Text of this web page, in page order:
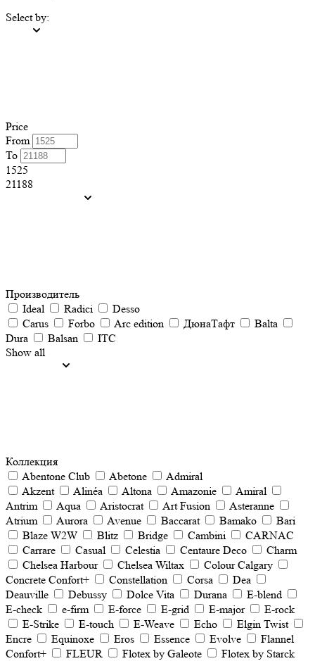
Select by:
Price
From
To
1525
21188
Производитель
Ideal
Radici
Desso
Carus
Forbo Arc edition ДюнаТафт
Balta
Dura
Balsan
ITC
Show all
Коллекция
Abentone Club
Abetone
Admiral
Akzent
Alinéa Altona Amazonie
Amiral
Antrim
Aqua Aristocrat Art Fusion
Asteranne
Atrium
Aurora Avenue Baccarat Bamako
Bari
Blaze W2W
Blitz Bridge Cambini
CARNAC
Carrare
Casual Celestia Centaure Deco
Charm
Chelsea Harbour
Chelsea Wiltax
Colour Calgary
Concrete Confort+
Constellation Corsa
Dea
Deauville
Debussy Dolce Vita Durana
E-blend
E-check
e-firm E-force E-grid E-major
E-rock
E-Strike
E-touch E-Weave Echo
Elgin Twist
Encre
Equinoxe Eros Essence Evolve
Flannel
Confort+
FLEUR Flotex by Galeote
Flotex by Starck